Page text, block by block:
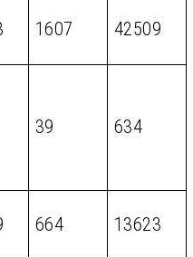
1607 42509
39 634
664 13623